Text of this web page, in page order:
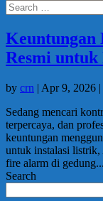
Keuntungan
Resmi
by crn | Apr 9, 2026 |
Sedang mencari
terpercaya, dan
keuntungan
untuk instalasi
fire alarm di gedung...
Search